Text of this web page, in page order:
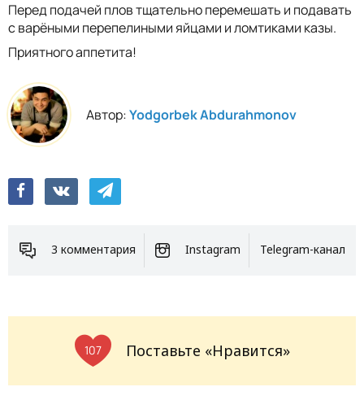
Перед подачей плов тщательно перемешать и подавать
с варёными перепелиными яйцами и ломтиками казы.
Приятного аппетита!
Автор:Yodgorbek Abdurahmonov
3 комментария Instagram Telegram-канал
107 Поставьте «Нравится»